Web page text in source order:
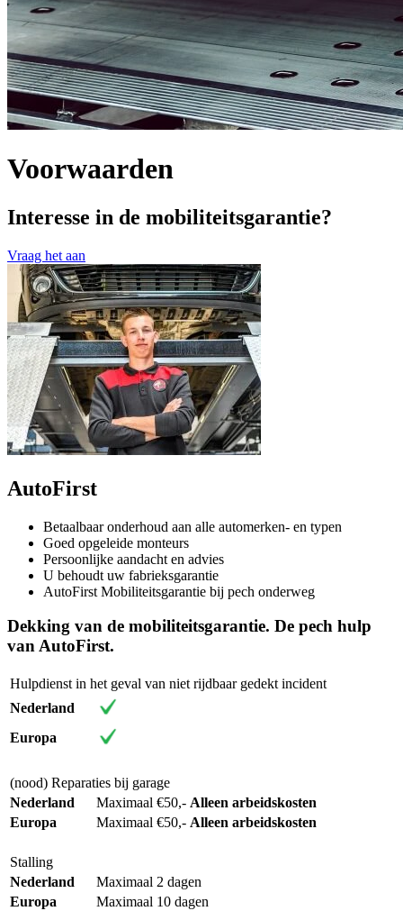
Voorwaarden
Interesse in de mobiliteitsgarantie?
Vraag het aan
AutoFirst
Betaalbaar onderhoud aan alle automerken- en typen
Goed opgeleide monteurs
Persoonlijke aandacht en advies
U behoudt uw fabrieksgarantie
AutoFirst Mobiliteitsgarantie bij pech onderweg
Dekking van de mobiliteitsgarantie. De pech hulp
van AutoFirst.
Hulpdienst in het geval van niet rijdbaar gedekt incident
Nederland
Europa
(nood) Reparaties bij garage
Nederland
Maximaal €50,- Alleen arbeidskosten
Europa
Maximaal €50,- Alleen arbeidskosten
Stalling
Nederland
Maximaal 2 dagen
Europa
Maximaal 10 dagen